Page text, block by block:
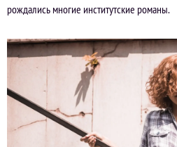
рождались многие институтские романы.